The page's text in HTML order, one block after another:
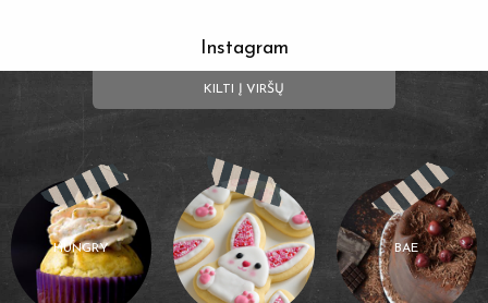
Instagram
KILTI Į VIRŠŲ
HUNGRY BAE